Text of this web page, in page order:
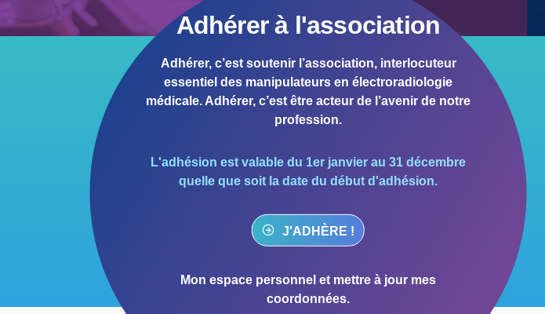
1978
1977
1967
Adhérer à l'association
Adhérer, c’est soutenir l’association, interlocuteur
essentiel des manipulateurs en électroradiologie
médicale. Adhérer, c’est être acteur de l’avenir de notre
profession.
L'adhésion est valable du 1er janvier au 31 décembre
quelle que soit la date du début d'adhésion.
J'ADHÈRE !
Mon espace personnel et mettre à jour mes
coordonnées.